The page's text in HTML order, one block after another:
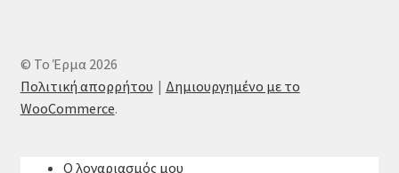
© Το Έρμα 2026
Πολιτική απορρήτου
Δημιουργημένο με το
WooCommerce.
Ο λογαριασμός μου